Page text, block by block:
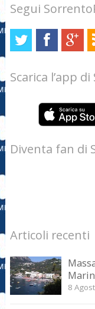
Segui
Scarica l’app
Diventa fan di
Articoli recenti
8